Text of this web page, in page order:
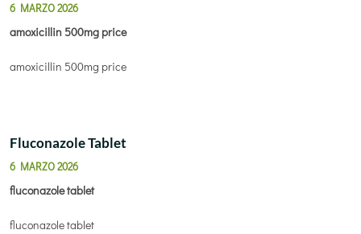
6 MARZO 2026
amoxicillin 500mg price
amoxicillin 500mg price
Fluconazole Tablet
6 MARZO 2026
fluconazole tablet
fluconazole tablet